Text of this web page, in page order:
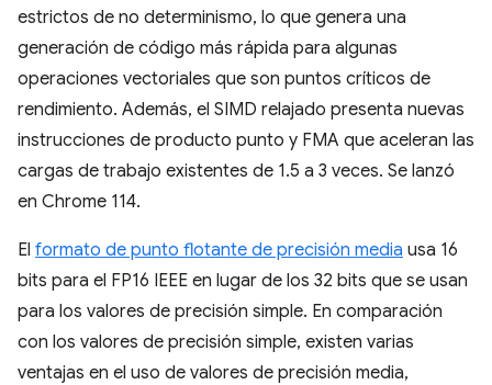
estrictos de no determinismo, lo que genera una
generación de código más rápida para algunas
operaciones vectoriales que son puntos críticos de
rendimiento. Además, el SIMD relajado presenta nuevas
instrucciones de producto punto y FMA que aceleran las
cargas de trabajo existentes de 1.5 a 3 veces. Se lanzó
en Chrome 114.
El formato de punto flotante de precisión media usa 16
bits para el FP16 IEEE en lugar de los 32 bits que se usan
para los valores de precisión simple. En comparación
con los valores de precisión simple, existen varias
ventajas en el uso de valores de precisión media,